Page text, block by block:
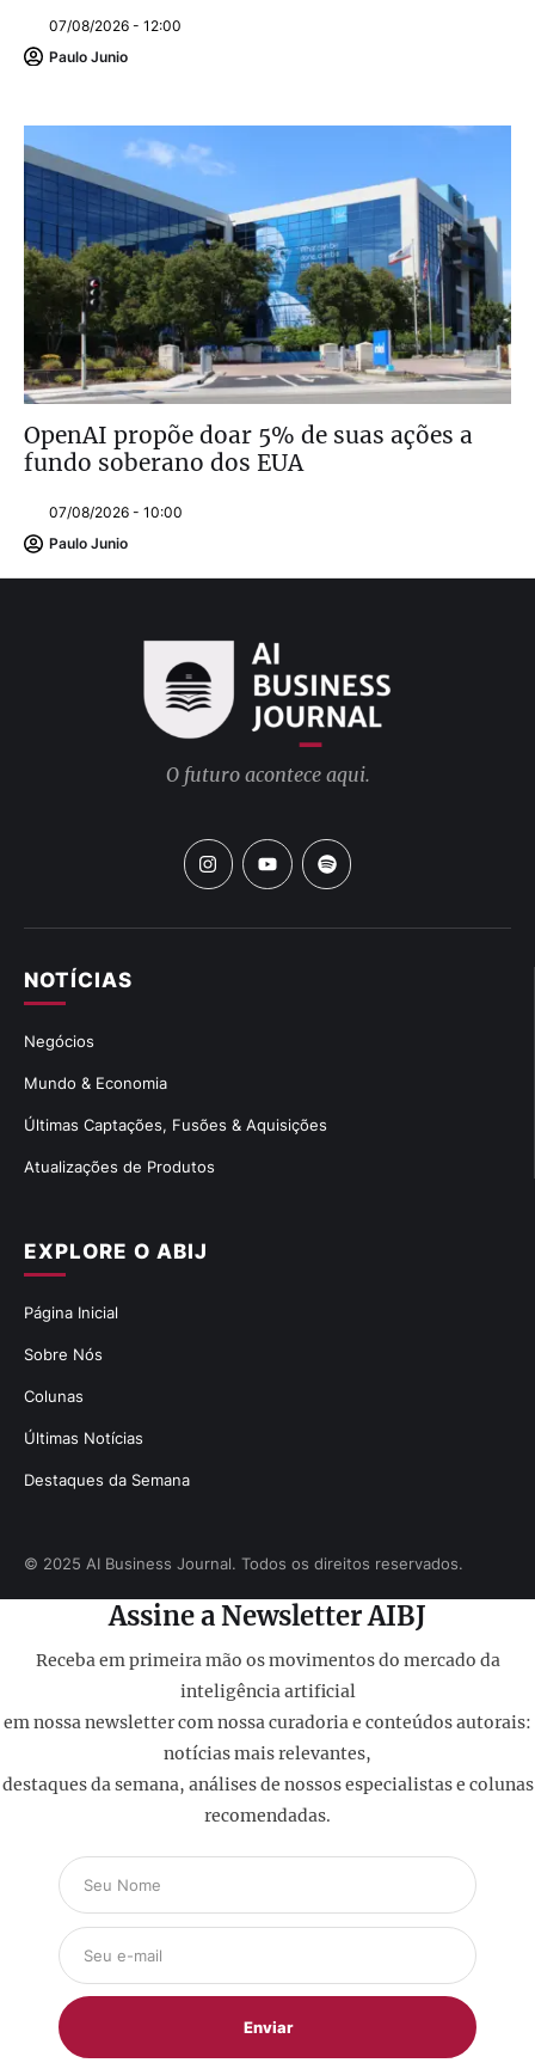
07/08/2026 - 12:00
Paulo Junio
OpenAI propõe doar 5% de suas ações a
fundo soberano dos EUA
07/08/2026 - 10:00
Paulo Junio
EXPLORE O ABIJ
Página Inicial
Sobre Nós
Colunas
Últimas Notícias
Destaques da Semana
NOTÍCIAS
Negócios
Mundo & Economia
Últimas Captações, Fusões & Aquisições
Atualizações de Produtos
O futuro acontece aqui.
© 2025 AI Business Journal. Todos os direitos reservados.
Assine a Newsletter AIBJ
Receba em primeira mão os movimentos do mercado da
inteligência artificial
em nossa newsletter com nossa curadoria e conteúdos autorais:
notícias mais relevantes,
destaques da semana, análises de nossos especialistas e colunas
recomendadas.